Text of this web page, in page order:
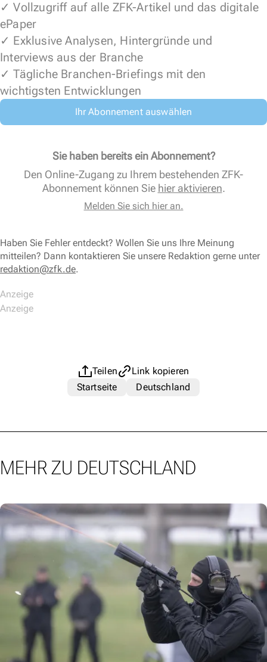
✓ Vollzugriff auf alle ZFK-Artikel und das digitale
ePaper
✓ Exklusive Analysen, Hintergründe und
Interviews aus der Branche
✓ Tägliche Branchen-Briefings mit den
wichtigsten Entwicklungen
Ihr Abonnement auswählen
Sie haben bereits ein Abonnement?
Den Online-Zugang zu Ihrem bestehenden ZFK-
Abonnement können Sie hier aktivieren.
Melden Sie sich hier an.
Haben Sie Fehler entdeckt? Wollen Sie uns Ihre Meinung
mitteilen? Dann kontaktieren Sie unsere Redaktion gerne unter
redaktion@zfk.de.
Teilen
Link kopieren
Startseite
Deutschland
MEHR ZU DEUTSCHLAND